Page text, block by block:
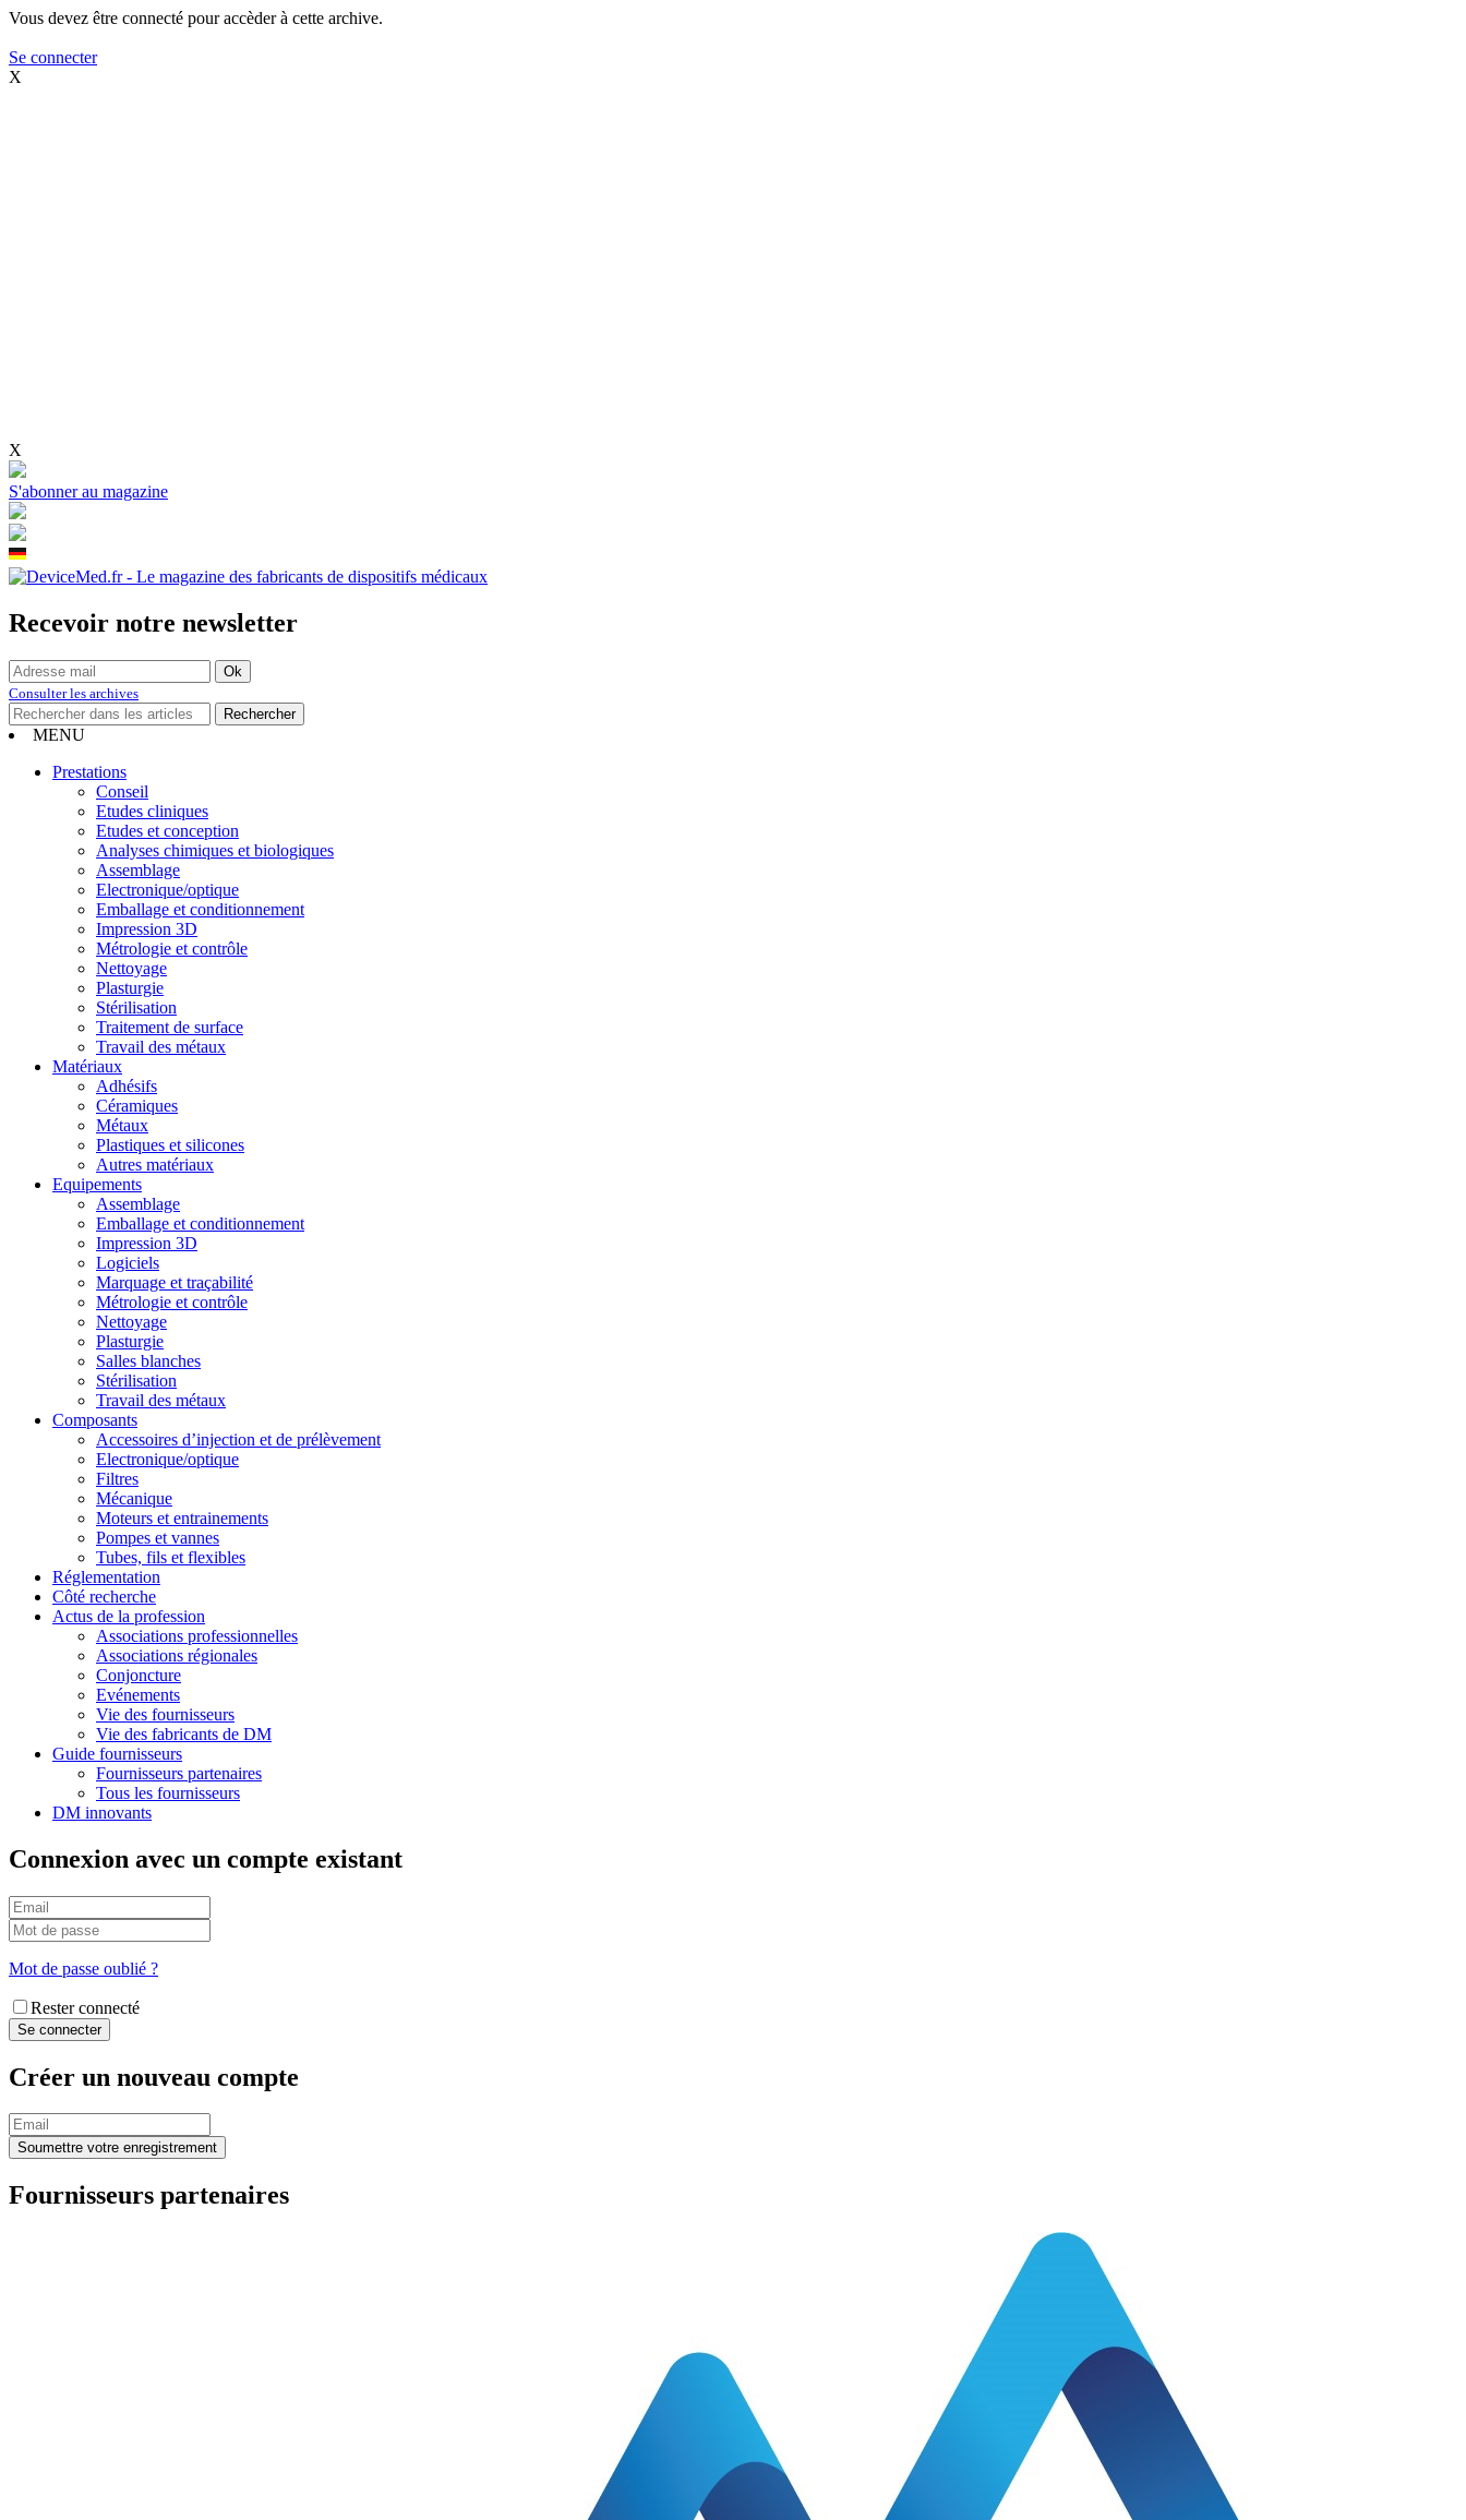
Vous devez être connecté pour accèder à cette archive.
Se connecter
X
X
S'abonner au magazine
Recevoir notre newsletter
Consulter les archives
MENU
Prestations
Conseil
Etudes cliniques
Etudes et conception
Analyses chimiques et biologiques
Assemblage
Electronique/optique
Emballage et conditionnement
Impression 3D
Métrologie et contrôle
Nettoyage
Plasturgie
Stérilisation
Traitement de surface
Travail des métaux
Matériaux
Adhésifs
Céramiques
Métaux
Plastiques et silicones
Autres matériaux
Equipements
Assemblage
Emballage et conditionnement
Impression 3D
Logiciels
Marquage et traçabilité
Métrologie et contrôle
Nettoyage
Plasturgie
Salles blanches
Stérilisation
Travail des métaux
Composants
Accessoires d’injection et de prélèvement
Electronique/optique
Filtres
Mécanique
Moteurs et entrainements
Pompes et vannes
Tubes, fils et flexibles
Réglementation
Côté recherche
Actus de la profession
Associations professionnelles
Associations régionales
Conjoncture
Evénements
Vie des fournisseurs
Vie des fabricants de DM
Guide fournisseurs
Fournisseurs partenaires
Tous les fournisseurs
DM innovants
Connexion avec un compte existant
Mot de passe oublié ?
Rester connecté
Créer un nouveau compte
Fournisseurs partenaires